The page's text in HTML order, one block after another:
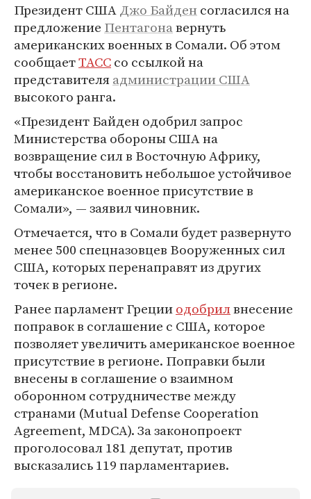
Президент СШАДжо Байден согласился на
предложение Пентагонавернуть
американских военных в Сомали. Об этом
сообщаетТАССсо ссылкой на
представителяадминистрации США
высокого ранга.
«Президент Байден одобрил запрос
Министерства обороны США на
возвращение сил в Восточную Африку,
чтобы восстановить небольшое устойчивое
американское военное присутствие в
Сомали», — заявил чиновник.
Отмечается, что в Сомали будет развернуто
менее 500 спецназовцев Вооруженных сил
США, которых перенаправят из других
точек в регионе.
Ранее парламент Грецииодобрилвнесение
поправок в соглашение с США, которое
позволяет увеличить американское военное
присутствие в регионе. Поправки были
внесены в соглашение о взаимном
оборонном сотрудничестве между
странами (Mutual Defense Cooperation
Agreement, MDCA). За законопроект
проголосовал 181 депутат, против
высказались 119 парламентариев.